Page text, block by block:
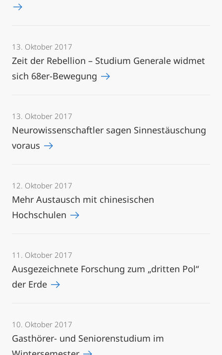
13. Oktober 2017
Zeit der Rebellion – Studium Generale widmet
sich 68er-Bewegung
13. Oktober 2017
Neurowissenschaftler sagen Sinnestäuschung
voraus
12. Oktober 2017
Mehr Austausch mit chinesischen
Hochschulen
11. Oktober 2017
Ausgezeichnete Forschung zum „dritten Pol“
der Erde
10. Oktober 2017
Gasthörer- und Seniorenstudium im